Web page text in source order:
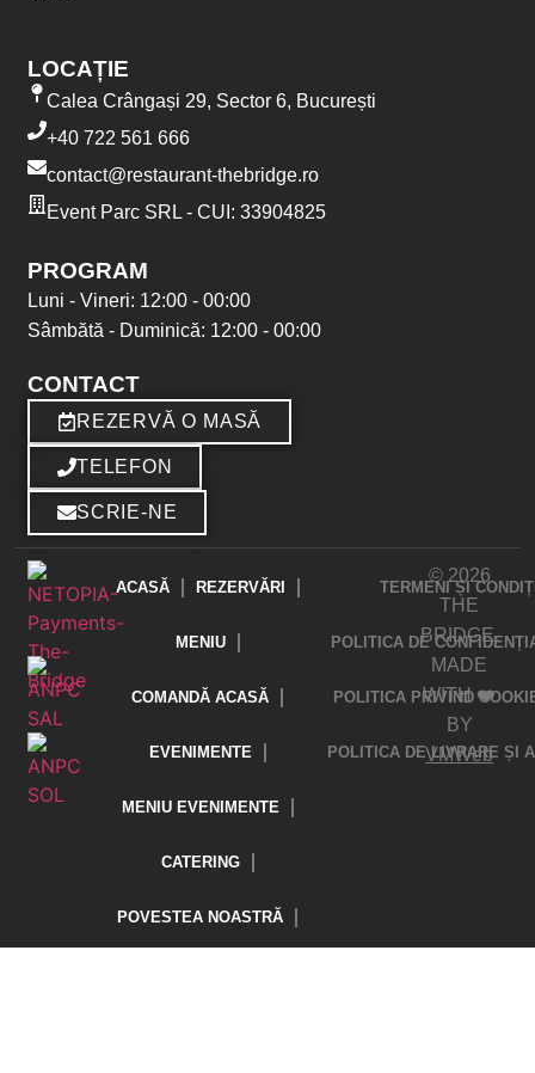
LOCAȚIE
Calea Crângași 29, Sector 6, București
+40 722 561 666
contact@restaurant-thebridge.ro
Event Parc SRL - CUI: 33904825
PROGRAM
Luni - Vineri: 12:00 - 00:00
Sâmbătă - Duminică: 12:00 - 00:00
CONTACT
REZERVĂ O MASĂ
TELEFON
SCRIE-NE
ACASĂ REZERVĂRI
MENIU
COMANDĂ ACASĂ
EVENIMENTE
MENIU EVENIMENTE
CATERING
POVESTEA NOASTRĂ
TERMENI ȘI
POLITICA DE
POLITICA PRIVIND
POLITICA DE LIVRARE ȘI
© 2026
THE
BRIDGE.
MADE
WITH ❤️
BY
VMWeb